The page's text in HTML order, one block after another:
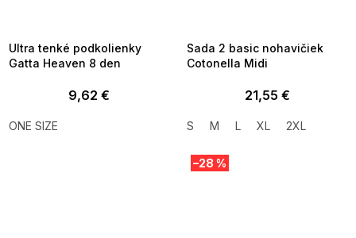
Ultra tenké podkolienky
Gatta Heaven 8 den
9,62 €
ONE SIZE
Sada 2 basic nohavičiek
Cotonella Midi
21,55 €
S M L XL 2XL
–28 %